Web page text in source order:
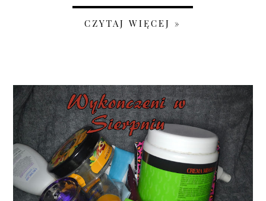
CZYTAJ WIĘCEJ »